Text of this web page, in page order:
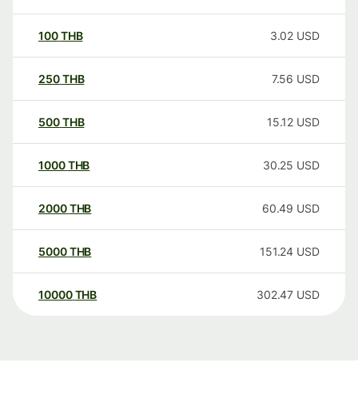
100THB 3.02 USD
250THB 7.56 USD
500THB 15.12 USD
1000THB 30.25 USD
2000THB 60.49 USD
5000THB 151.24 USD
10000 THB 302.47 USD